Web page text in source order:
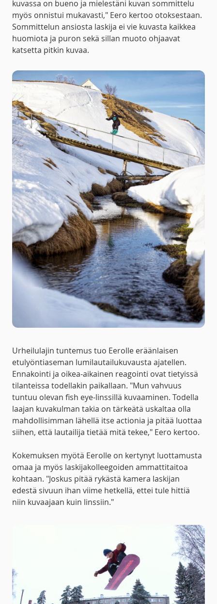
kuvassa on bueno ja mielestäni kuvan sommittelu
myös onnistui mukavasti," Eero kertoo otoksestaan.
Sommittelun ansiosta laskija ei vie kuvasta kaikkea
huomiota ja puron sekä sillan muoto ohjaavat
katsetta pitkin kuvaa.
Urheilulajin tuntemus tuo Eerolle eräänlaisen
etulyöntiaseman lumilautailukuvausta ajatellen.
Ennakointi ja oikea-aikainen reagointi ovat tietyissä
tilanteissa todellakin paikallaan. "Mun vahvuus
tuntuu olevan fish eye-linssillä kuvaaminen. Todella
laajan kuvakulman takia on tärkeätä uskaltaa olla
mahdollisimman lähellä itse actionia ja pitää luottaa
siihen, että lautailija tietää mitä tekee," Eero kertoo.
Kokemuksen myötä Eerolle on kertynyt luottamusta
omaa ja myös laskijakolleegoiden ammattitaitoa
kohtaan. "Joskus pitää rykästä kamera laskijan
edestä sivuun ihan viime hetkellä, ettei tule hittiä
niin kuvaajaan kuin linssiin."